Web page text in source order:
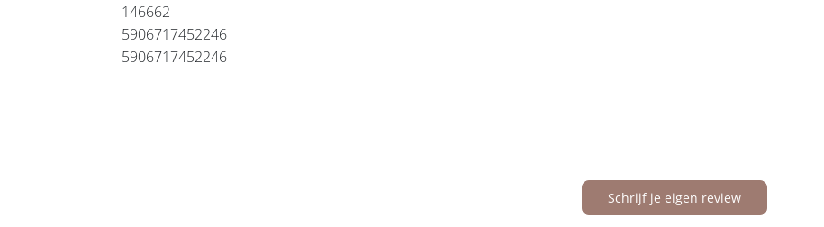
146662
5906717452246
5906717452246
Schrijf je eigen review